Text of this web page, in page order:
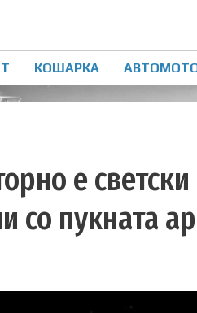
КОШАРКА
е
со пукната